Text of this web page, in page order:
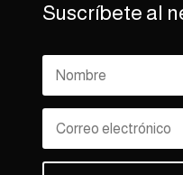
Suscríbete al